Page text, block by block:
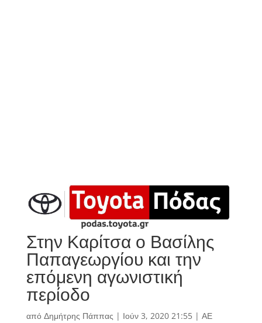
Στην Καρίτσα ο Βασίλης
Παπαγεωργίου και την
επόμενη αγωνιστική
περίοδο
από Δημήτρης Πάππας | Ιούν 3, 2020 21:55| ΑΕ